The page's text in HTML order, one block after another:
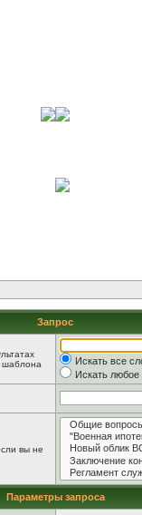
Запрос
шаблона
Искать все
Искать любое
вы не
Параметры запроса